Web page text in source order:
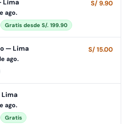
Lima
ago.
Gratis desde S/. 199.90
S/ 9.90
— Lima
ago.
S/ 15.00
ago.
Gratis